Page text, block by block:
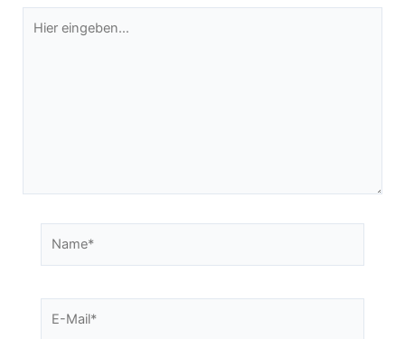
eingeben…
Mail*